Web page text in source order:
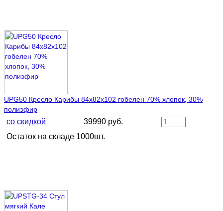
UPG50 Кресло Карибы 84х82х102 гобелен 70% хлопок, 30%
полиэфир
со скидкой
39990 руб.
Остаток на складе 1000шт.